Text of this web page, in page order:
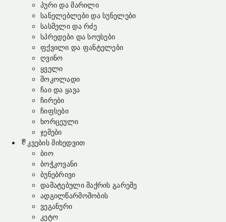
პური და მარილი
სანელებლები და სუნელები
სასმელი და რძე
სპრედები და სოუსები
ფქვილი და ფანტელები
ღვინო
ყველი
შოკოლადი
ჩაი და ყავა
ჩირები
ჩიფსები
ხორცეული
ჯემები
კვების მიხედვით
ბიო
ბოჭკოვანი
ბუნებრივი
დამატებული შაქრის გარეშე
ადგილწარმოშობის
ვეგანური
კეტო